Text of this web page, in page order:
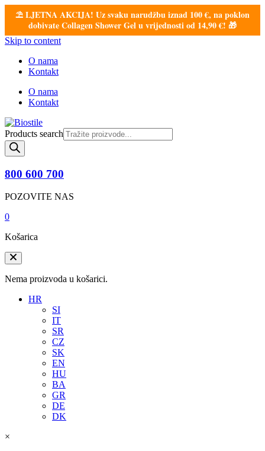
⛱️ LJETNA AKCIJA! Uz svaku narudžbu iznad 100 €, na poklon
dobivate Collagen Shower Gel u vrijednosti od 14,90 €! 🎁
Skip to content
O nama
Kontakt
O nama
Kontakt
Products search
800 600 700
POZOVITE NAS
0
Košarica
Nema proizvoda u košarici.
HR
SI
IT
SR
CZ
SK
EN
HU
BA
GR
DE
DK
×